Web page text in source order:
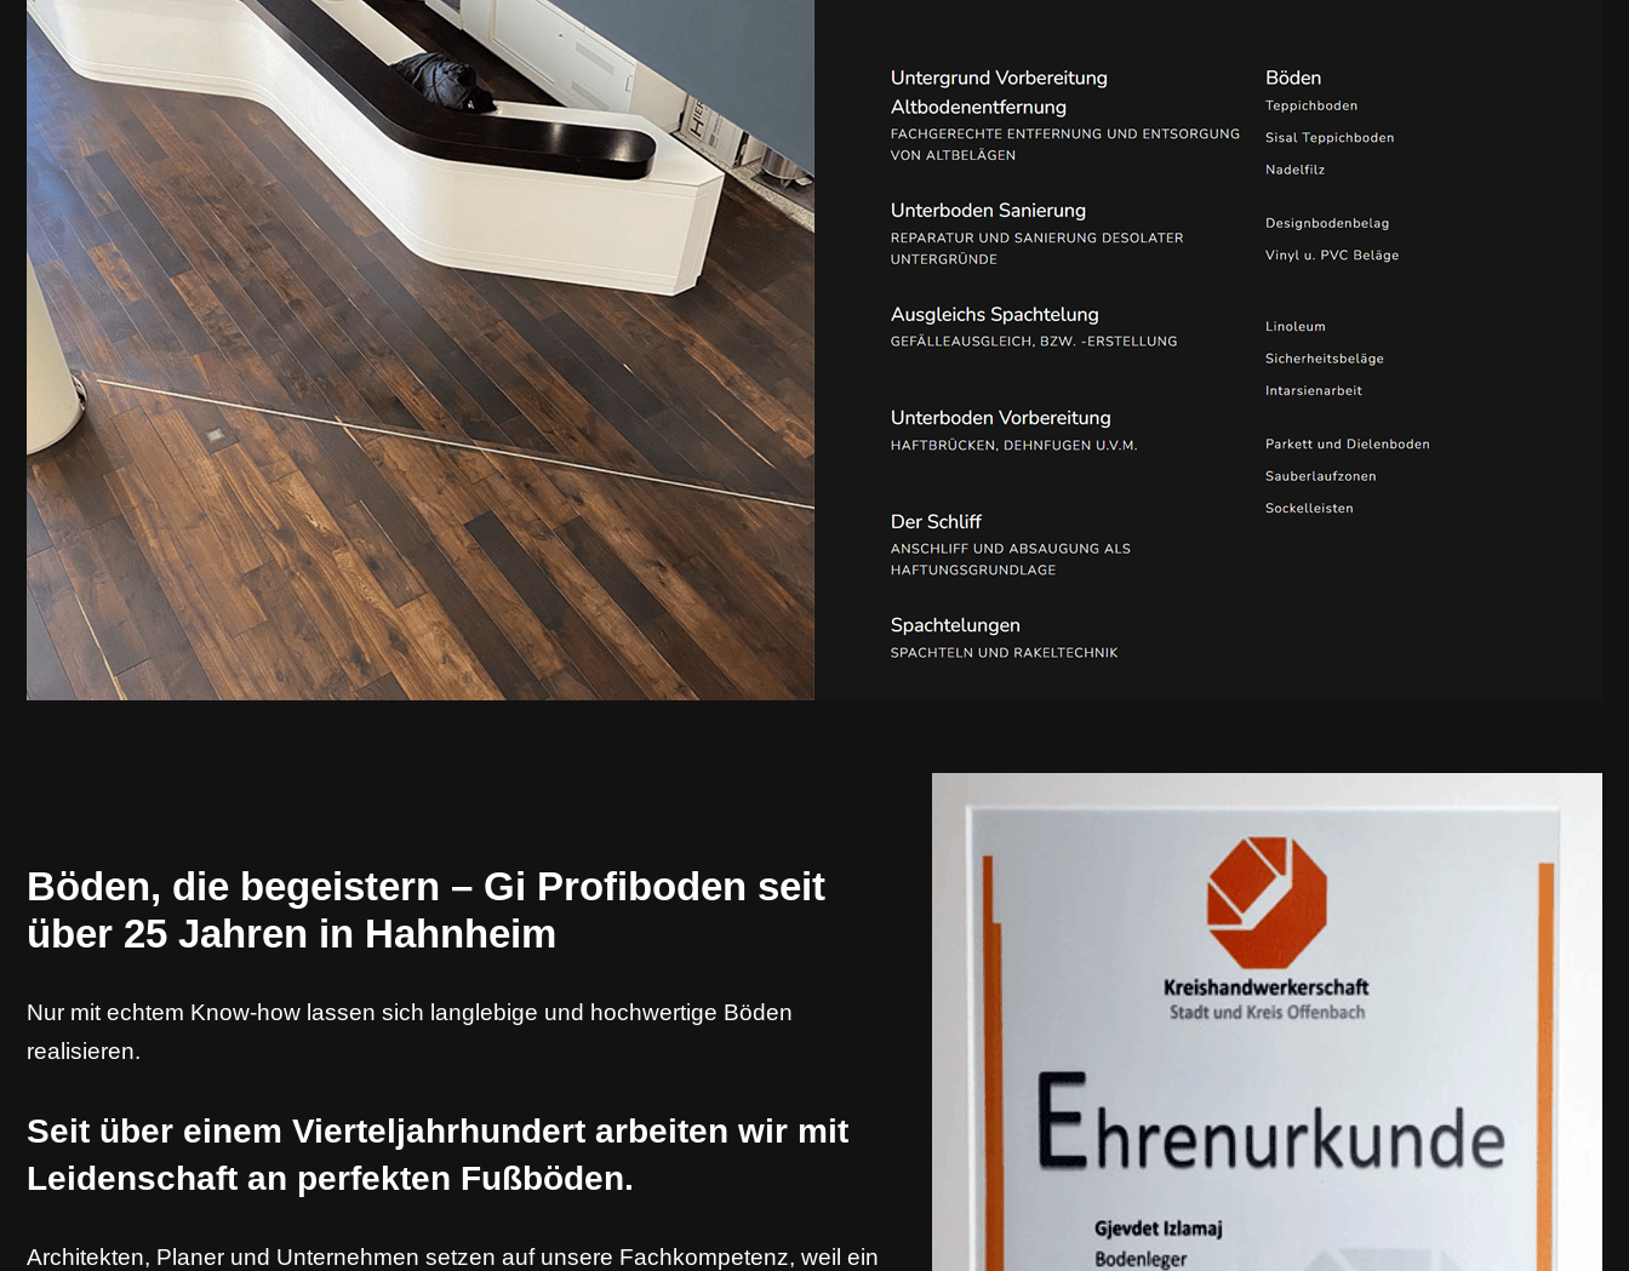
Böden, die begeistern – Gi Profiboden seit
über 25 Jahren in Hahnheim
Nur mit echtem Know-how lassen sich langlebige und hochwertige Böden
realisieren.
Seit über einem Vierteljahrhundert arbeiten wir mit
Leidenschaft an perfekten Fußböden.
Architekten, Planer und Unternehmen setzen auf unsere Fachkompetenz, weil ein